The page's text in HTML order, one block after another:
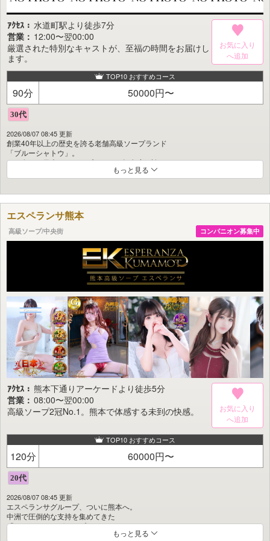
ｱｸｾｽ： 水道町駅より徒歩7分
営業： 12:00〜翌00:00
厳選された特別なキャストが、至福の時間をお届けし
ます。
お気に入り
TOP10 おすすめコース
90分 50000円〜
2026/08/07 08:45 更新
創業40年以上の歴史を誇る老舗高級ソープランド
「ブルーシャトウ」。
その名は、日本でもトップクラスの知名度を誇ります。
長年にわたり“サービスの本質”を追求し続けた結果、
『熊本流』と称される最高級のおもてなし。
磨き抜かれたサービスと、非日常を演出する上質な空間が織りなす時間は、
まるで「天国」と表現されるほど格別で、
心身ともに深い満足感を得られると評判です。
「日常に物足りなさを感じている」
「厳選された熊本美女に、心から癒やされたい」
――そんな想いを抱く方にこそ、ぜひ訪れていただきたい一軒です。
もっと見る
エスペランサ熊本
高級ソープ/中央街 コンパニオン募集中
ｱｸｾｽ： 熊本下通りアーケードより徒歩5分
営業： 08:00〜翌00:00
高級ソープ2冠No.1。熊本で体感する未到の快感。
お気に入り
TOP10 おすすめコース
120分 60000円〜
2026/08/07 08:45 更新
エスペランサグループ、ついに熊本へ。
中洲で圧倒的な支持を集めてきた
「エスペランサグループ」が、
長年培った実績とノウハウを惜しみなく注ぎ込み誕生した
もっと見る